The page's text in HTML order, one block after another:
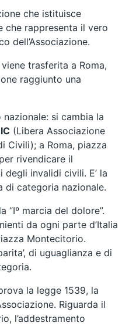
che istituisce
che rappresenta il vero
dell’Associazione.
trasferita a Roma,
raggiunto una
si cambia la
(Libera Associazione
Civili); a Roma, piazza
rivendicare il
invalidi civili. E’ la
di categoria nazionale.
“Iº marcia del dolore”.
da ogni parte d’Italia
Montecitorio.
di uguaglianza e di
la legge 1539, la
Riguarda il
l’addestramento